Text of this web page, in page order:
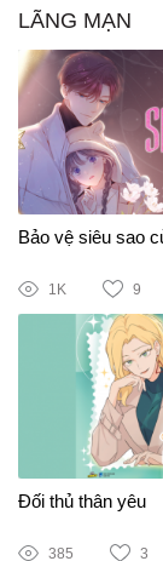
LÃNG MẠN
Bảo vệ siêu sao
1K 9
Đối thủ thân yêu
385 3